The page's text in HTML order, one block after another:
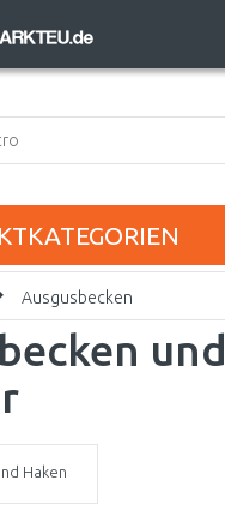
Ausgusbecken
und
Haken